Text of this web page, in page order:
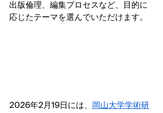
出版倫理、編集プロセスなど、目的に
応じたテーマを選んでいただけます。
2026年2月19日には、
岡山大学学術研